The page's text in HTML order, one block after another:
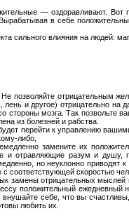
— оздоравливают.
в себе
сильного влияния на людей:
позволяйте отрицательным
и другое) отрицательно
стороны мозга. Так позвольте
из болезней и рабства.
перейти к управлению
либо,
замените их
отравляющие разум и душу,
но неуклонно приводят
соответствующей скоростью
замены отрицательных
положительный ежедневный
себе, что вы
любить их.